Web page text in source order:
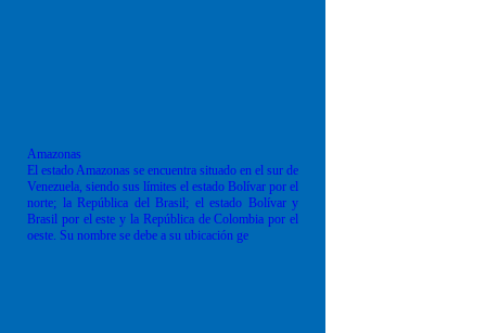
Amazonas
El estado Amazonas se encuentra situado en el sur de
Venezuela, siendo sus límites el estado Bolívar por el
norte; la República del Brasil; el estado Bolívar y
Brasil por el este y la República de Colombia por el
oeste. Su nombre se debe a su ubicación ge